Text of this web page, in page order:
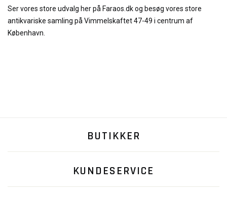
Ser vores store udvalg her på Faraos.dk og besøg vores store
antikvariske samling på Vimmelskaftet 47-49 i centrum af
København.
BUTIKKER
KUNDESERVICE